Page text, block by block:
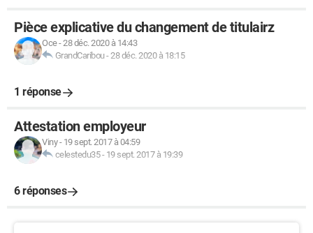
Pièce explicative du changement de titulairz
Oce-28 déc. 2020 à 14:43
GrandCaribou-28 déc. 2020 à 18:15
1 réponse
Attestation employeur
Viny- 19 sept. 2017 à 04:59
celestedu35- 19 sept. 2017 à 19:39
6 réponses